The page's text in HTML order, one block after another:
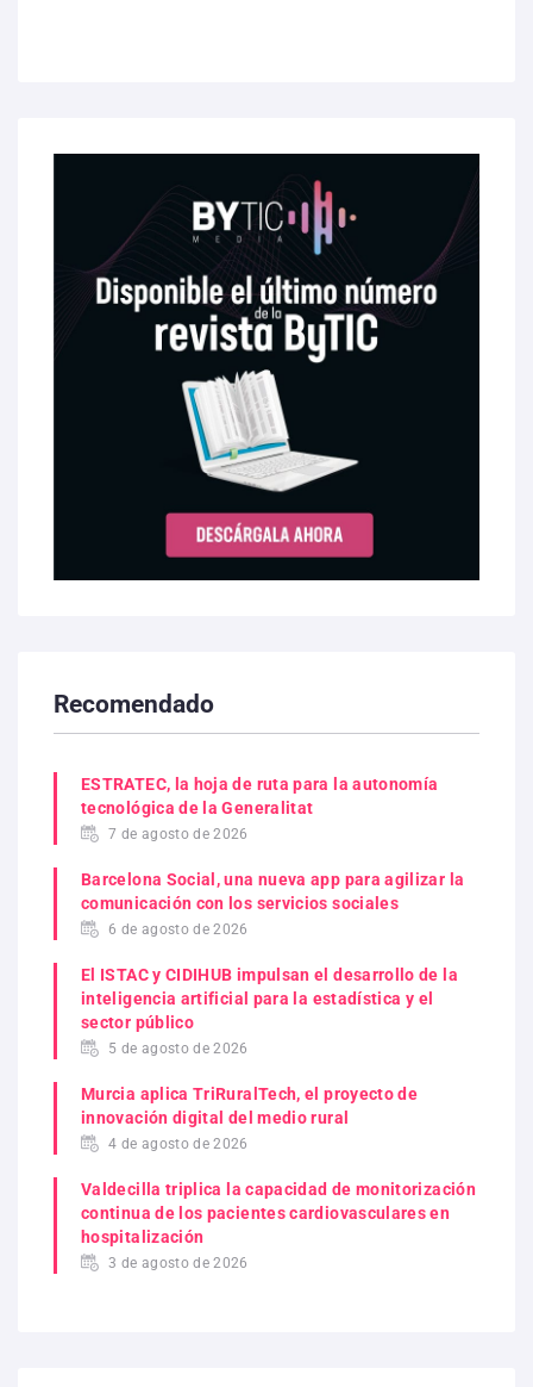
Recomendado
ESTRATEC, la hoja de ruta para la autonomía
tecnológica de la Generalitat
7 de agosto de 2026
Barcelona Social, una nueva app para agilizar la
comunicación con los servicios sociales
6 de agosto de 2026
El ISTAC y CIDIHUB impulsan el desarrollo de la
inteligencia artificial para la estadística y el
sector público
5 de agosto de 2026
Murcia aplica TriRuralTech, el proyecto de
innovación digital del medio rural
4 de agosto de 2026
Valdecilla triplica la capacidad de monitorización
continua de los pacientes cardiovasculares en
hospitalización
3 de agosto de 2026